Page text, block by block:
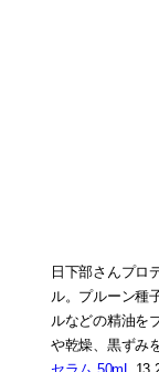
日下部さんプロ
ル。プルーン種
ルなどの精油を
や乾燥、黒ずみ